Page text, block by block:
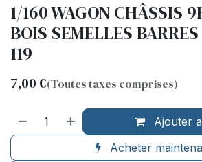
1/160 WAGON CHÂSSIS
BOIS SEMELLES
119
7,00€(Toutes taxes comprises)
Ajouter
Acheter